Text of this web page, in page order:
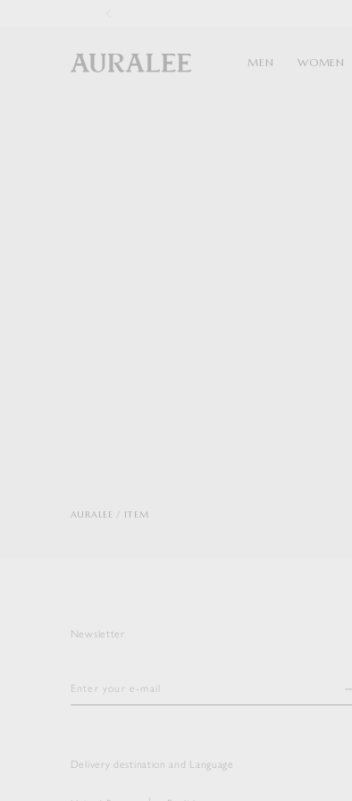
MEN WOMEN
AURALEE ITEM
Newsletter
Delivery destination and Language